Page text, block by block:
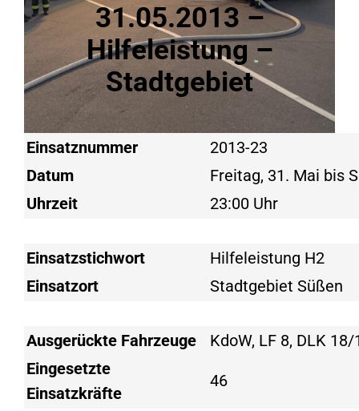
31.05.2013 –
Hilfeleistung –
Stadtgebiet
Einsatznummer
2013-23
Datum
Freitag, 31. Mai bis
Uhrzeit
23:00 Uhr
Einsatzstichwort
Hilfeleistung H2
Einsatzort
Stadtgebiet Süßen
Ausgerückte Fahrzeuge
KdoW, LF 8, DLK
Eingesetzte
Einsatzkräfte
46